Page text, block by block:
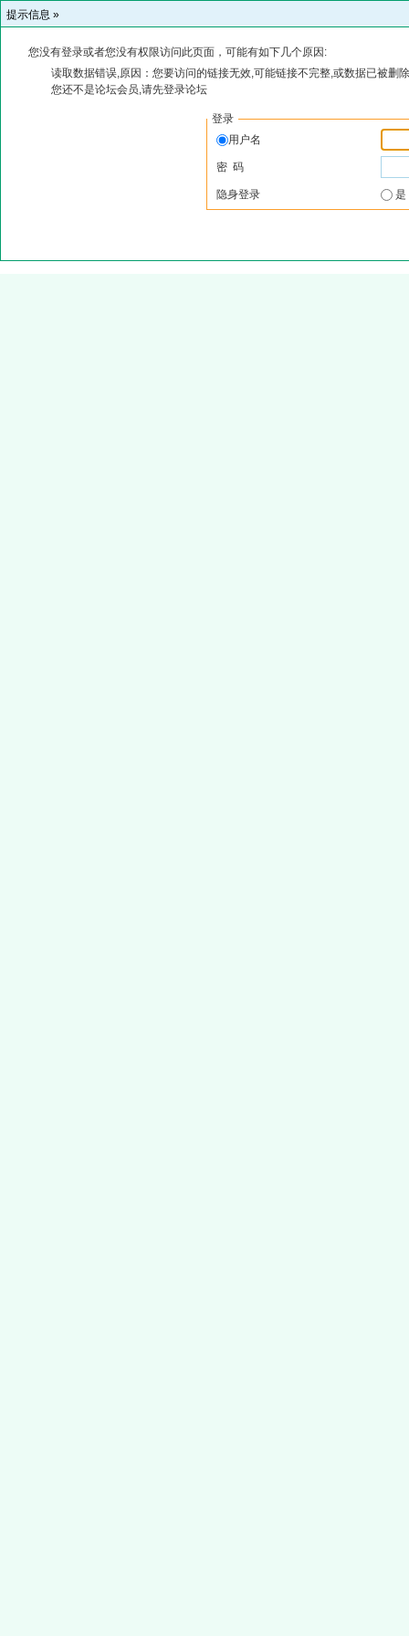
提示信息 »
您没有登录或者您没有权限访问此页面，可能有如下几个原因:
读取数据错误,原因：您要访问的链接无效,可能链接不完整,或数据已被删
您还不是论坛会员,请先登录论坛
登录
用户名
密 码
隐身登录